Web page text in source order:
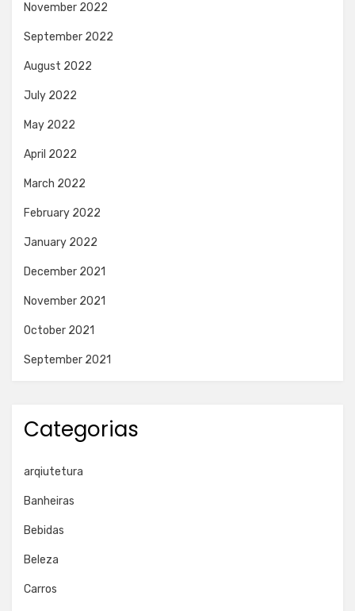
November 2022
September 2022
August 2022
July 2022
May 2022
April 2022
March 2022
February 2022
January 2022
December 2021
November 2021
October 2021
September 2021
Categorias
arqiutetura
Banheiras
Bebidas
Beleza
Carros